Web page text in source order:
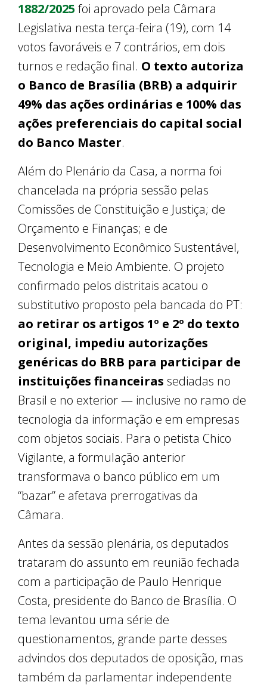
1882/2025 foi aprovado pela Câmara
Legislativa nesta terça-feira (19), com 14
votos favoráveis e 7 contrários, em dois
turnos e redação final. O texto autoriza
o Banco de Brasília (BRB) a adquirir
49% das ações ordinárias e 100% das
ações preferenciais do capital social
do Banco Master.
Além do Plenário da Casa, a norma foi
chancelada na própria sessão pelas
Comissões de Constituição e Justiça; de
Orçamento e Finanças; e de
Desenvolvimento Econômico Sustentável,
Tecnologia e Meio Ambiente. O projeto
confirmado pelos distritais acatou o
substitutivo proposto pela bancada do PT:
ao retirar os artigos 1º e 2º do texto
original, impediu autorizações
genéricas do BRB para participar de
instituições financeiras sediadas no
Brasil e no exterior — inclusive no ramo de
tecnologia da informação e em empresas
com objetos sociais. Para o petista Chico
Vigilante, a formulação anterior
transformava o banco público em um
“bazar” e afetava prerrogativas da
Câmara.
Antes da sessão plenária, os deputados
trataram do assunto em reunião fechada
com a participação de Paulo Henrique
Costa, presidente do Banco de Brasília. O
tema levantou uma série de
questionamentos, grande parte desses
advindos dos deputados de oposição, mas
também da parlamentar independente